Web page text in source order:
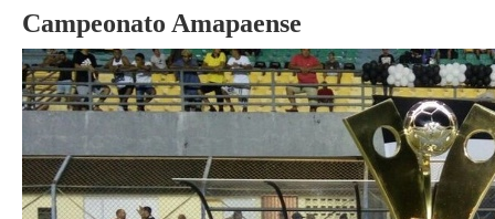
Campeonato Amapaense